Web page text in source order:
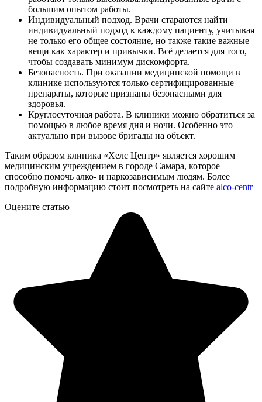
большим опытом работы.
Индивидуальный подход. Врачи стараются найти
индивидуальный подход к каждому пациенту, учитывая
не только его общее состояние, но также такие важные
вещи как характер и привычки. Всё делается для того,
чтобы создавать минимум дискомфорта.
Безопасность. При оказании медицинской помощи в
клинике используются только сертифицированные
препараты, которые признаны безопасными для
здоровья.
Круглосуточная работа. В клиники можно обратиться за
помощью в любое время дня и ночи. Особенно это
актуально при вызове бригады на объект.
Таким образом клиника «Хелс Центр» является хорошим
медицинским учреждением в городе Самара, которое
способно помочь алко- и наркозависимым людям. Более
подробную информацию стоит посмотреть на сайте alco-centr
Оцените статью